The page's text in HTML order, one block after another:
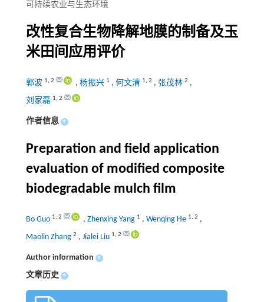
可持续农业与生态环境
改性复合生物降解地膜的制备及玉
米田间应用评价
郭波 1, 2 , 杨振兴 1 , 何文清 1, 2 , 张茂林 2 ,
刘家磊 1, 2
作者信息 +
Preparation and field application
evaluation of modified composite
biodegradable mulch film
Bo Guo 1, 2 , Zhenxing Yang 1 , Wenqing He 1, 2 ,
Maolin Zhang 2 , Jialei Liu 1, 2
Author information +
文章历史 +